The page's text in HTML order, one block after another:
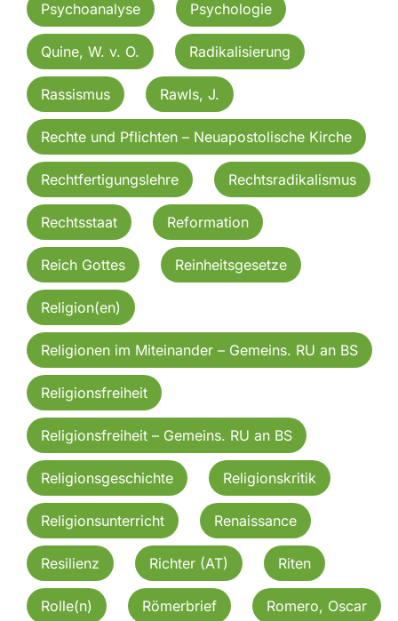
Psychoanalyse Psychologie
Quine, W. v. O. Radikalisierung
Rassismus Rawls, J.
Rechte und Pflichten – Neuapostolische Kirche
Rechtfertigungslehre Rechtsradikalismus
Rechtsstaat Reformation
Reich Gottes Reinheitsgesetze
Religion(en)
Religionen im Miteinander – Gemeins. RU an BS
Religionsfreiheit
Religionsfreiheit – Gemeins. RU an BS
Religionsgeschichte Religionskritik
Religionsunterricht Renaissance
Resilienz Richter (AT) Riten
Rolle(n) Römerbrief Romero, Oscar